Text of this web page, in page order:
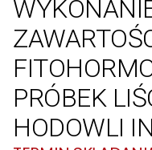
PRÓBEK
HODOWLI